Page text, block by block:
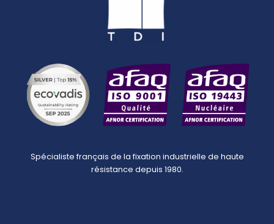
Spécialiste français de la fixation industrielle de haute
résistance depuis 1980.